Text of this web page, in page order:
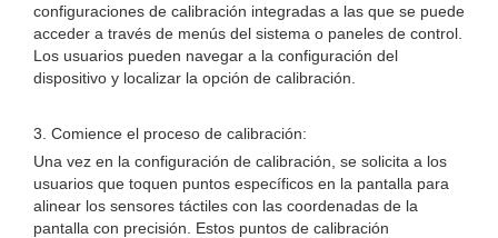
configuraciones de calibración integradas a las que se puede
acceder a través de menús del sistema o paneles de control.
Los usuarios pueden navegar a la configuración del
dispositivo y localizar la opción de calibración.
3. Comience el proceso de calibración:
Una vez en la configuración de calibración, se solicita a los
usuarios que toquen puntos específicos en la pantalla para
alinear los sensores táctiles con las coordenadas de la
pantalla con precisión. Estos puntos de calibración